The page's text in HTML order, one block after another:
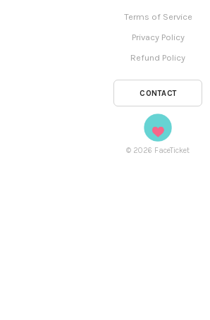
Terms of Service
Privacy Policy
Refund Policy
CONTACT
© 2026 FaceTicket